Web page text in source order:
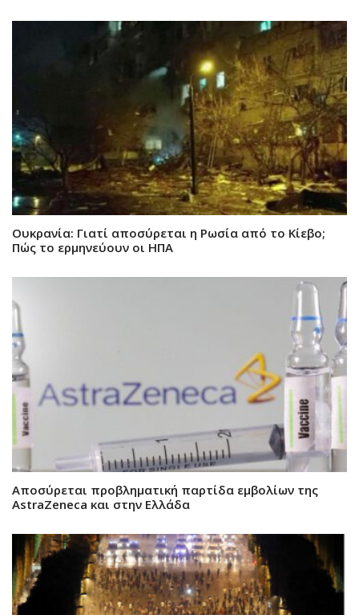
Ουκρανία: Γιατί αποσύρεται η Ρωσία από το Κίεβο;
Πώς το ερμηνεύουν οι ΗΠΑ
Αποσύρεται προβληματική παρτίδα εμβολίων της
AstraZeneca και στην Ελλάδα